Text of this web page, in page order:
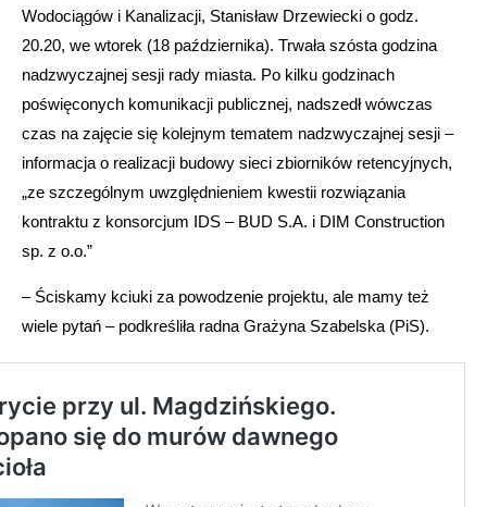
Wodociągów i Kanalizacji, Stanisław Drzewiecki o godz.
20.20, we wtorek (18 października). Trwała szósta godzina
nadzwyczajnej sesji rady miasta. Po kilku godzinach
poświęconych komunikacji publicznej, nadszedł wówczas
czas na zajęcie się kolejnym tematem nadzwyczajnej sesji –
informacja o realizacji budowy sieci zbiorników retencyjnych,
„ze szczególnym uwzględnieniem kwestii rozwiązania
kontraktu z konsorcjum IDS – BUD S.A. i DIM Construction
sp. z o.o.”
– Ściskamy kciuki za powodzenie projektu, ale mamy też
wiele pytań – podkreśliła radna Grażyna Szabelska (PiS).